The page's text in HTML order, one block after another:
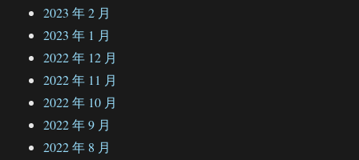
2023 年 2 月
2023 年 1 月
2022 年 12 月
2022 年 11 月
2022 年 10 月
2022 年 9 月
2022 年 8 月